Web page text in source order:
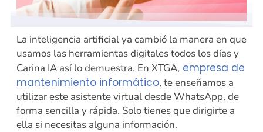
La inteligencia artificial ya cambió la manera en que
usamos las herramientas digitales todos los días y
Carina IA así lo demuestra. En XTGA, empresa de
mantenimiento informático, te enseñamos a
utilizar este asistente virtual desde WhatsApp, de
forma sencilla y rápida. Solo tienes que dirigirte a
ella si necesitas alguna información.